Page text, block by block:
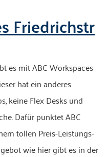
Friedrichstr
es mit ABC Workspaces
hat ein anderes
keine Flex Desks und
Dafür punktet ABC
tollen Preis-Leistungs-
wie hier gibt es in der